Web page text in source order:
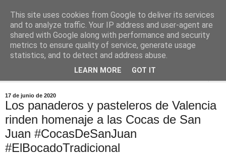
Comoju
La Cocina del Día a Día y el día a día de la Gastronomía
17 de junio de 2020
Los panaderos y pasteleros de Valencia
rinden homenaje a las Cocas de San
Juan #CocasDeSanJuan
#ElBocadoTradicional
This site uses cookies from Google to deliver its services
and to analyze traffic. Your IP address and user-agent are
shared with Google along with performance and security
metrics to ensure quality of service, generate usage
statistics, and to detect and address abuse.
LEARN MORE GOT IT